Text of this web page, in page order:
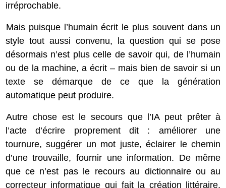
irréprochable.
Mais puisque l’humain écrit le plus souvent dans un
style tout aussi convenu, la question qui se pose
désormais n’est plus celle de savoirqui, de l’humain
ou de la machine, a écrit ‒ mais bien de savoir si un
texte se démarque de ce que la génération
automatique peut produire.
Autre chose est le secours que l’IA peut prêter à
l’acte d’écrire proprement dit : améliorer une
tournure, suggérer un mot juste, éclairer le chemin
d’une trouvaille, fournir une information. De même
que ce n’est pas le recours au dictionnaire ou au
correcteur informatique qui fait la création littéraire,